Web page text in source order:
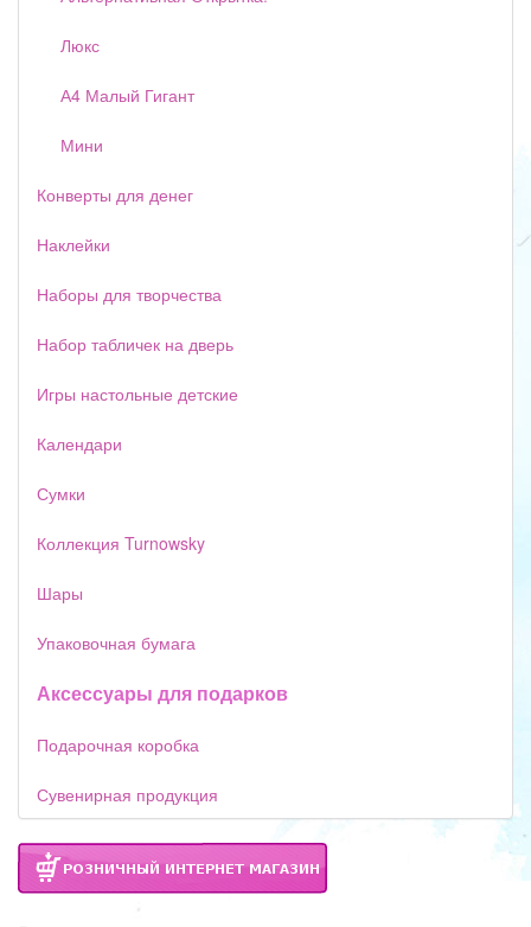
Люкс
А4 Малый Гигант
Мини
Конверты для денег
Наклейки
Наборы для творчества
Набор табличек на дверь
Игры настольные детские
Календари
Сумки
Коллекция Turnowsky
Шары
Упаковочная бумага
Аксессуары для подарков
Подарочная коробка
Сувенирная продукция